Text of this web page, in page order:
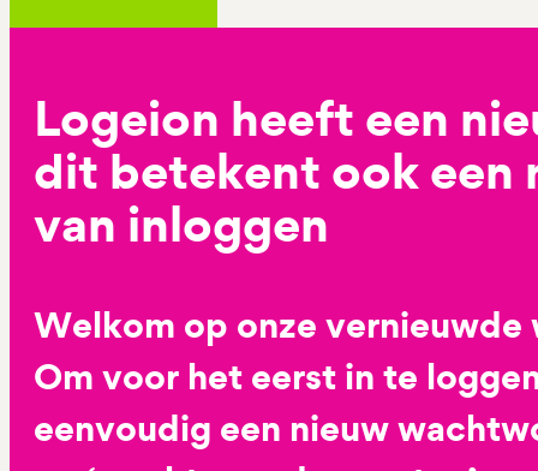
Logeion heeft een
dit betekent ook een
van inloggen
Welkom op onze vernieuwde
Om voor het eerst in te
eenvoudig een nieuw